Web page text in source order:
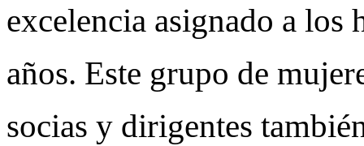
excelencia asignado a los
años. Este grupo de
socias y dirigentes